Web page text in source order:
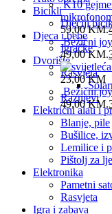
Bicikli
Dječiji
Djeca i bebe
Igračke
Dvorište
Rasvjeta
Raznjevi
Električni alati i
Blanje, pile
Bušilice,
Lemilice i
Pištolj za
Elektronika
Pametni
Rasvjeta
Igra i zabava
K10
59,00 KM.
Bežični
49,00 KM.
23,00KM
Bežični
49,00 KM.